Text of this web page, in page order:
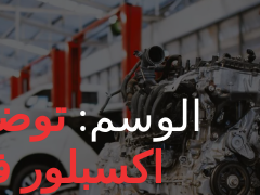
الوسم: